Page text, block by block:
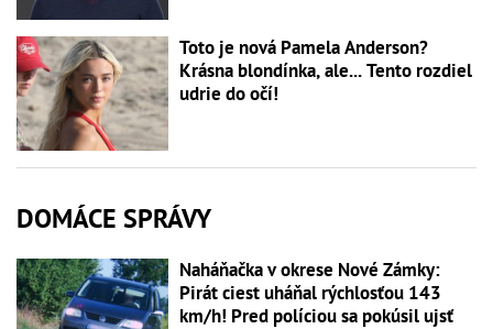
Toto je nová Pamela Anderson?
Krásna blondínka, ale... Tento rozdiel
udrie do očí!
DOMÁCE SPRÁVY
Naháňačka v okrese Nové Zámky:
Pirát ciest uháňal rýchlosťou 143
km/h! Pred políciou sa pokúsil ujsť